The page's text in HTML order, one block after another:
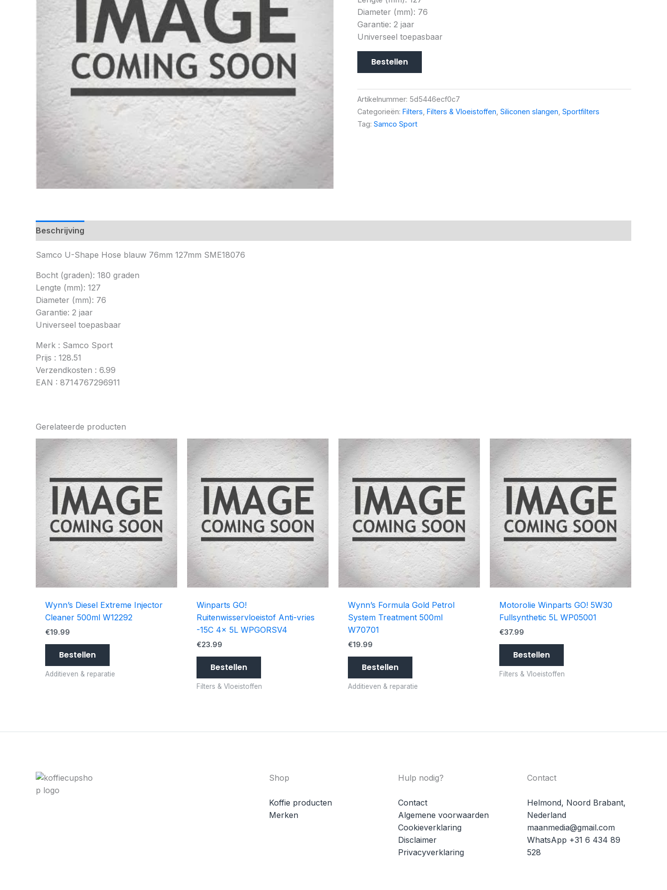
Diameter (mm): 76
Garantie: 2 jaar
Universeel toepasbaar
Bestellen
Artikelnummer: 5d5446ecf0c7
Categorieën: Filters Filters & Vloeistoffen Siliconen slangen Sportfilters
Tag: Samco Sport
Beschrijving
Samco U-Shape Hose blauw 76mm 127mm SME18076
Bocht (graden): 180 graden
Lengte (mm): 127
Diameter (mm): 76
Garantie: 2 jaar
Universeel toepasbaar
Merk : Samco Sport
Prijs : 128.51
Verzendkosten : 6.99
EAN : 8714767296911
Gerelateerde producten
Wynn’s Diesel Extreme Injector
Cleaner 500ml W12292
€19.99
Bestellen
Additieven & reparatie
Winparts GO!
Ruitenwisservloeistof Anti-vries
-15C 4x 5L WPGORSV4
€23.99
Bestellen
Filters & Vloeistoffen
Wynn’s Formula Gold Petrol
System Treatment 500ml
W70701
€19.99
Bestellen
Additieven & reparatie
Motorolie Winparts GO! 5W30
Fullsynthetic 5L WP05001
€37.99
Bestellen
Filters & Vloeistoffen
Shop
Koffie producten
Merken
Hulp nodig?
Contact
Algemene voorwaarden
Cookieverklaring
Disclaimer
Privacyverklaring
Contact
Helmond, Noord Brabant,
Nederland
maanmedia@gmail.com
WhatsApp +31 6 434 89
528